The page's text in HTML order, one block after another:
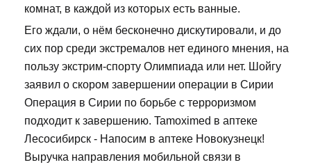
комнат, в каждой из которых есть ванные.
Его ждали, о нём бесконечно дискутировали, и до
сих пор среди экстремалов нет единого мнения, на
пользу экстрим-спорту Олимпиада или нет. Шойгу
заявил о скором завершении операции в Сирии
Операция в Сирии по борьбе с терроризмом
подходит к завершению. Tamoximed в аптеке
Лесосибирск - Напосим в аптеке Новокузнецк!
Выручка направления мобильной связи в